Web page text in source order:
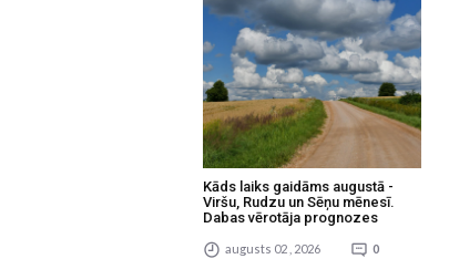
Kāds laiks gaidāms augustā -
Viršu, Rudzu un Sēņu mēnesī.
Dabas vērotāja prognozes
augusts 02 , 2026 0